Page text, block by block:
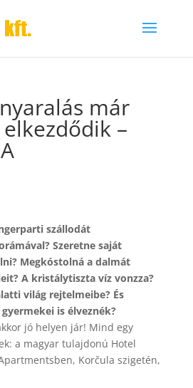
már
–
szállodát
Szeretne saját
Megkóstolná a dalmát
A kristálytiszta víz vonzza?
világ rejtelmeibe? És
is élveznék?
jó helyen jár! Mind egy
a magyar tulajdonú Hotel
Korčula szigetén,